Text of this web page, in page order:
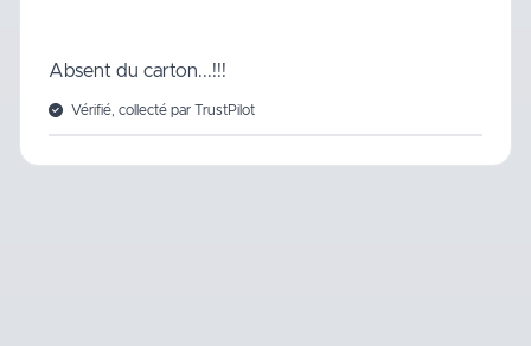
Absent du carton...!!!
Vérifié, collecté par TrustPilot